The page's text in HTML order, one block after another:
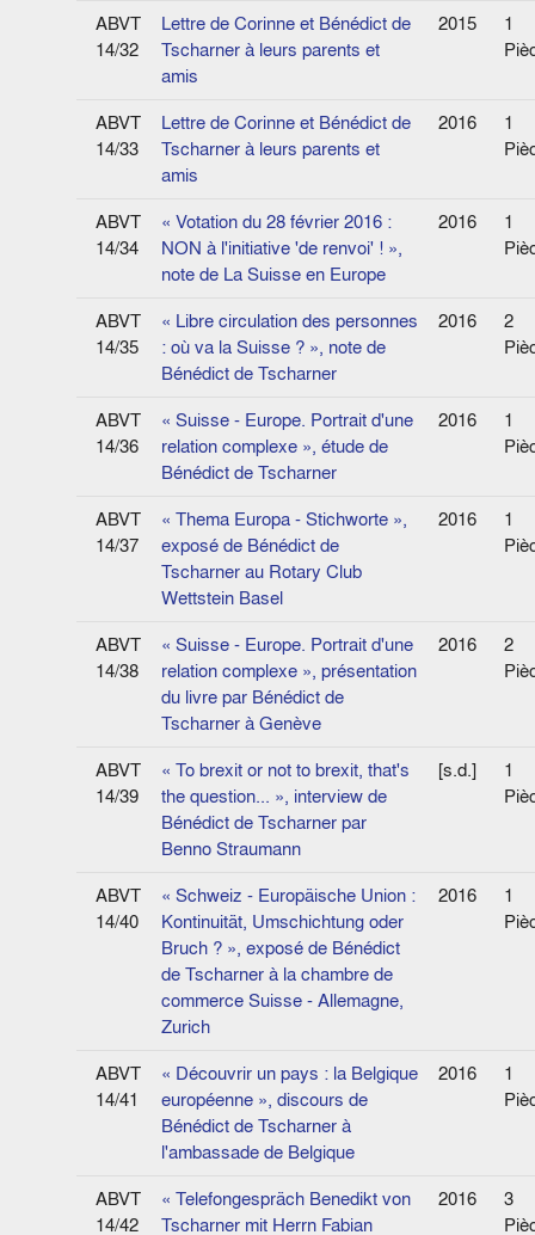
ABVT
14/32
Lettre de Corinne et Bénédict de
Tscharner à leurs parents et
amis
2015
1
ABVT
14/33
Lettre de Corinne et Bénédict de
Tscharner à leurs parents et
amis
2016
1
ABVT
14/34
« Votation du 28 février 2016 :
NON à l'initiative 'de renvoi' ! »,
note de La Suisse en Europe
2016
1
ABVT
14/35
« Libre circulation des personnes
: où va la Suisse ? », note de
Bénédict de Tscharner
2016
2
ABVT
14/36
« Suisse - Europe. Portrait d'une
relation complexe », étude de
Bénédict de Tscharner
2016
1
ABVT
14/37
« Thema Europa - Stichworte »,
exposé de Bénédict de
Tscharner au Rotary Club
Wettstein Basel
2016
1
ABVT
14/38
« Suisse - Europe. Portrait d'une
relation complexe », présentation
du livre par Bénédict de
Tscharner à Genève
2016
2
ABVT
14/39
« To brexit or not to brexit, that's
the question... », interview de
Bénédict de Tscharner par
Benno Straumann
[s.d.]
1
ABVT
14/40
« Schweiz - Europäische Union :
Kontinuität, Umschichtung oder
Bruch ? », exposé de Bénédict
de Tscharner à la chambre de
commerce Suisse - Allemagne,
Zurich
2016
1
ABVT
14/41
« Découvrir un pays : la Belgique
européenne », discours de
Bénédict de Tscharner à
l'ambassade de Belgique
2016
1
ABVT
14/42
« Telefongespräch Benedikt von
Tscharner mit Herrn Fabian
2016
3